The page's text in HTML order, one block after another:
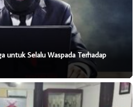
untuk Selalu Waspada Terhadap